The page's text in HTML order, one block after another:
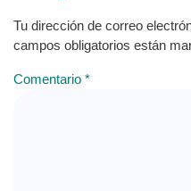
Tu dirección de correo
campos obligatorios están
Comentario *